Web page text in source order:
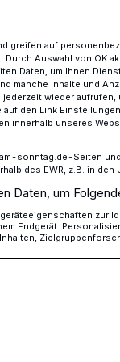
Run & Fun
&
der
Run & Fun
der
und dem
greifen auf
Durch Auswahl von OK
Daten, um Ihnen
manche Inhalte und
wieder
den Link
innerhalb unseres
sonntag.de-Seiten
des EWR, z.B. in den
Daten, um
zur
Endgerät.